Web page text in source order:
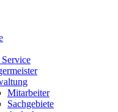
Mitarbeiter
Sachgebiete